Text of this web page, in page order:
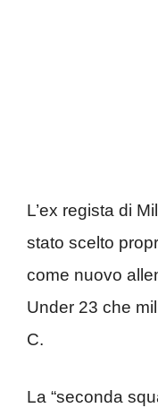
L’ex regista di
stato scelto
come nuovo
Under 23 che
C.
La “seconda